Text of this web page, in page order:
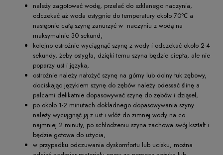
należy zagotować wodę, przelać do szklanego naczynia,
odczekać aż woda ostygnie do temperatury około 70℃ a
następnie całą szynę zanurzyć w naczyniu z wodą na
maksymalnie 30 sekund,
kolejno ostrożnie wyciągnąć szynę z wody i odczekać około 2-4
sekundy, żeby ostygła, dzięki temu szyna będzie ciepła, ale nie
poparzy ust i języka,
ostrożnie należy nałożyć szynę na górny lub dolny łuk zębowy,
dociskając językiem szynę do zębów należy odessać ślinę a
palcami delikatnie dopasowywać szynę do zębów i dziąseł,
po około 1-2 minutach dokładnego dopasowywania szyny
należy wyciągnąć ją z ust i włóż do zimnej wody na co
najmniej 2 minuty, po schłodzeniu szyna zachowa swój kształt i
będzie gotowa do użycia,
w przypadku odczuwania dyskomfortu lub ucisku, można